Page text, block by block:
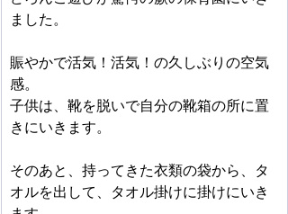
ました。
賑やかで活気！活気！の久しぶりの空気
感。
子供は、靴を脱いで自分の靴箱の所に置
きにいきます。
そのあと、持ってきた衣類の袋から、タ
オルを出して、タオル掛けに掛けにいき